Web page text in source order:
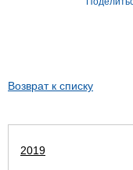
Возврат к списку
2019